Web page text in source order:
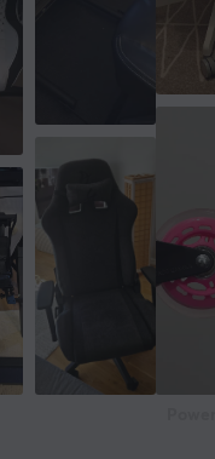
Ramkonstruktion
Flerlutningsspärr
Ja
Cylinder
Klass 4
Fotkryss
Aluminium